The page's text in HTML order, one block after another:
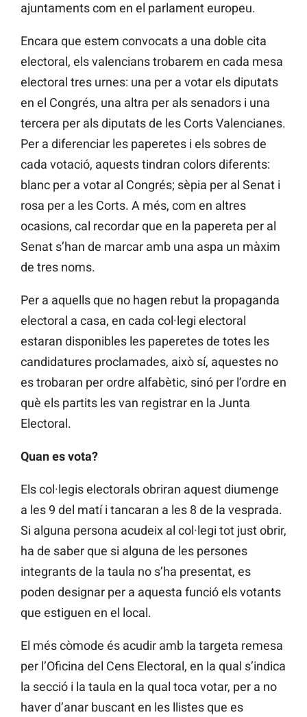
ajuntaments com en el parlament europeu.
Encara que estem convocats a una doble cita
electoral, els valencians trobarem en cada mesa
electoral tres urnes: una per a votar els diputats
en el Congrés, una altra per als senadors i una
tercera per als diputats de les Corts Valencianes.
Per a diferenciar les paperetes i els sobres de
cada votació, aquests tindran colors diferents:
blanc per a votar al Congrés; sèpia per al Senat i
rosa per a les Corts. A més, com en altres
ocasions, cal recordar que en la papereta per al
Senat s’han de marcar amb una aspa un màxim
de tres noms.
Per a aquells que no hagen rebut la propaganda
electoral a casa, en cada col·legi electoral
estaran disponibles les paperetes de totes les
candidatures proclamades, això sí, aquestes no
es trobaran per ordre alfabètic, sinó per l’ordre en
què els partits les van registrar en la Junta
Electoral.
Quan es vota?
Els col·legis electorals obriran aquest diumenge
a les 9 del matí i tancaran a les 8 de la vesprada.
Si alguna persona acudeix al col·legi tot just obrir,
ha de saber que si alguna de les persones
integrants de la taula no s’ha presentat, es
poden designar per a aquesta funció els votants
que estiguen en el local.
El més còmode és acudir amb la targeta remesa
per l’Oficina del Cens Electoral, en la qual s’indica
la secció i la taula en la qual toca votar, per a no
haver d’anar buscant en les llistes que es